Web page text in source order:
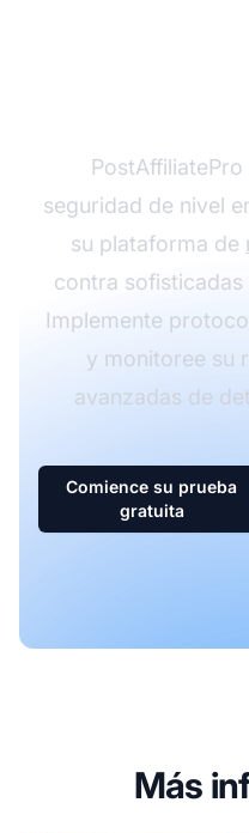
seguridad de nivel
su plataforma de
contra sofisticadas
Implemente
y monitoree su
avanzadas de
Comience su prueba
gratuita
Más